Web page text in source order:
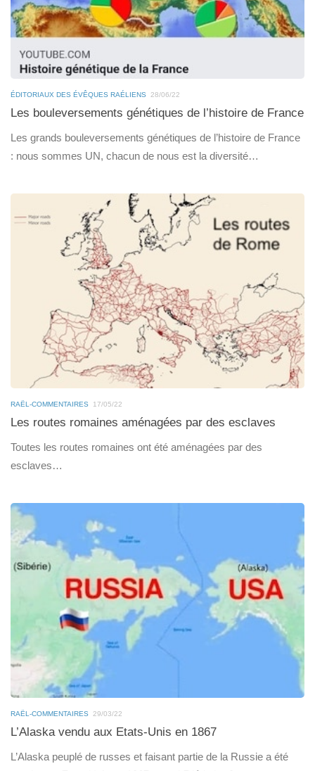
ÉDITORIAUX DES ÉVÊQUES RAÉLIENS 28/06/22
Les bouleversements génétiques de l’histoire de France
Les grands bouleversements génétiques de l’histoire de France
: nous sommes UN, chacun de nous est la diversité…
RAËL-COMMENTAIRES 17/05/22
Les routes romaines aménagées par des esclaves
Toutes les routes romaines ont été aménagées par des
esclaves…
RAËL-COMMENTAIRES 29/03/22
L’Alaska vendu aux Etats-Unis en 1867
L’Alaska peuplé de russes et faisant partie de la Russie a été